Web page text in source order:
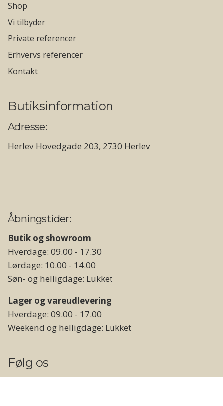
Shop
Vi tilbyder
Private referencer
Erhvervs referencer
Kontakt
Butiksinformation
Adresse:
Herlev Hovedgade 203, 2730 Herlev
Åbningstider:
Butik og showroom
Hverdage: 09.00 - 17.30
Lørdage: 10.00 - 14.00
Søn- og helligdage: Lukket
Lager og vareudlevering
Hverdage: 09.00 - 17.00
Weekend og helligdage: Lukket
Følg os